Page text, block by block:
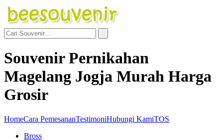
Souvenir Pernikahan
Magelang Jogja Murah Harga
Grosir
HomeCara PemesananTestimoniHubungi KamiTOS
Bross